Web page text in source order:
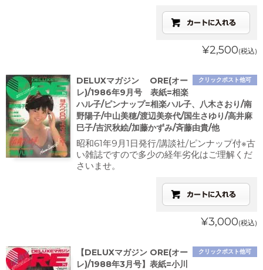
¥2,500(税込)
クリックポスト他可
DELUXマガジン ORE(オー
レ)/1986年9月号 表紙=相楽
ハル子/ピンナップ=相楽ハル子、八木さおり/南
野陽子/中山美穂/渡辺美奈代/国生さゆり/高井麻
巳子/吉沢秋絵/加藤かずみ/斉藤由貴/他
昭和61年9月1日発行/講談社/ピンナップ付※古
い雑誌ですので多少の経年劣化はご理解くだ
さいませ。
¥3,000(税込)
クリックポスト他可
【DELUXマガジン ORE(オー
レ)/1988年3月号】表紙=小川